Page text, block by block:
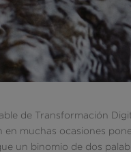
de Transformación
en muchas ocasiones
un binomio de dos